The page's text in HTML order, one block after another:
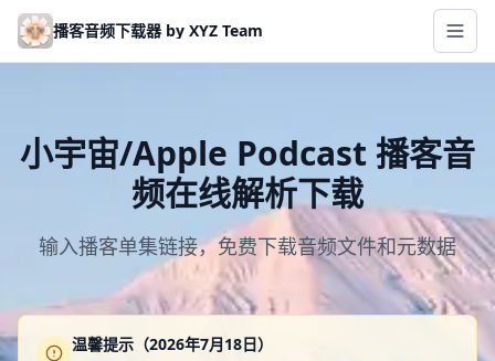
Skip to main content
播客音频下载器 by XYZ Team
小宇宙/Apple Podcast 播客音
频在线解析下载
输入播客单集链接，免费下载音频文件和元数据
温馨提示（2026年7月18日）